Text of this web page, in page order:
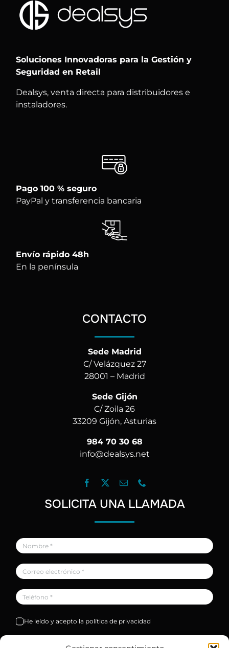
Soluciones Innovadoras para la Gestión y
Seguridad en Retail
Dealsys, venta directa para distribuidores e
instaladores.
Pago 100 % seguro
PayPal y transferencia bancaria
Envío rápido 48h
En la península
CONTACTO
Sede Madrid
C/ Velázquez 27
28001 – Madrid
Sede Gijón
C/ Zoila 26
33209 Gijón, Asturias
984 70 30 68
info@dealsys.net
SOLICITA UNA LLAMADA
He leído y acepto la política de privacidad